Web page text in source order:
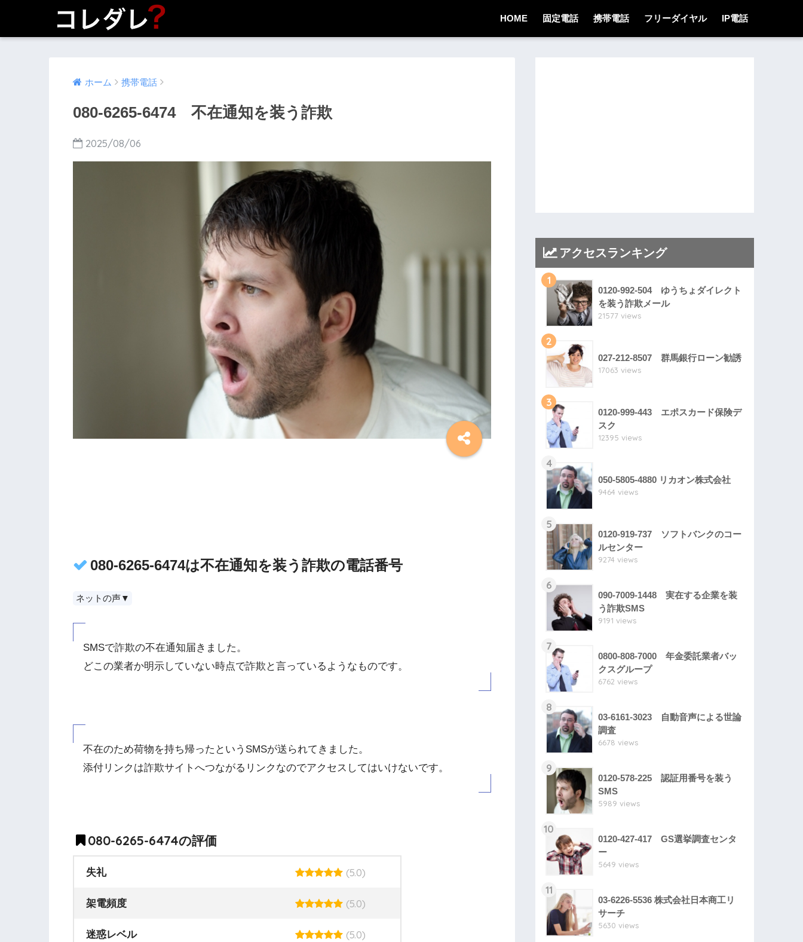
HOME 固定電話 携帯電話 フリーダイヤル IP電話
ホーム 携帯電話
080-6265-6474 不在通知を装う詐欺
2025/08/06
080-6265-6474は不在通知を装う詐欺の電話番号
ネットの声▼
SMSで詐欺の不在通知届きました。
どこの業者か明示していない時点で詐欺と言っているようなものです。
不在のため荷物を持ち帰ったというSMSが送られてきました。
添付リンクは詐欺サイトへつながるリンクなのでアクセスしてはいけないです。
080-6265-6474の評価
失礼 (5.0)
架電頻度 (5.0)
迷惑レベル (5.0)
アクセスランキング
1
0120-992-504 ゆうちょダイレクト
を装う詐欺メール
21577 views
2
027-212-8507 群馬銀行ローン勧誘
17063 views
3
0120-999-443 エポスカード保険デ
スク
12395 views
4
050-5805-4880 リカオン株式会社
9464 views
5
0120-919-737 ソフトバンクのコー
ルセンター
9274 views
6
090-7009-1448 実在する企業を装
う詐欺SMS
9191 views
7
0800-808-7000 年金委託業者バッ
クスグループ
6762 views
8
03-6161-3023 自動音声による世論
調査
6678 views
9
0120-578-225 認証用番号を装う
SMS
5989 views
10
0120-427-417 GS選挙調査センタ
ー
5649 views
11
03-6226-5536 株式会社日本商工リ
サーチ
5630 views